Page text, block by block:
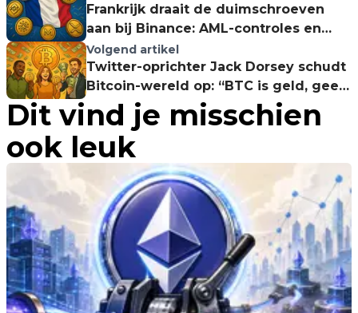
Frankrijk draait de duimschroeven
aan bij Binance: AML-controles en
MiCA-lobby in volle gang!
Volgend artikel
Twitter-oprichter Jack Dorsey schudt
Bitcoin-wereld op: “BTC is geld, geen
crypto!”
Dit vind je misschien
ook leuk